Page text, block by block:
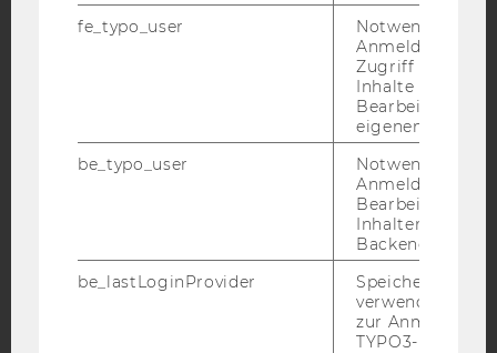
BARRIEREFREIHEITSERKLÄRUNG WEBSEITE
DATENSCHUTZERKLÄRUNG
DATENSCHUTZERKLÄRUNG SOCIAL MEDIA
DATENSCHUTZERKLÄRUNG
STUDIENBEWERBER*INNEN UND STUDIERENDE
Barrierefreiheitserklärung
fe_typo_user
Notwendig für
Anmeldung und
Zugriff auf
Inhalte oder zur
Bearbeitung des
eigenen Profils.
be_typo_user
Notwendig für
Anmeldung und
Bearbeitung von
Inhalten im
Backend.
be_lastLoginProvider
Speichert die
verwendete
zur Anmeldung
TYPO3-Backend.